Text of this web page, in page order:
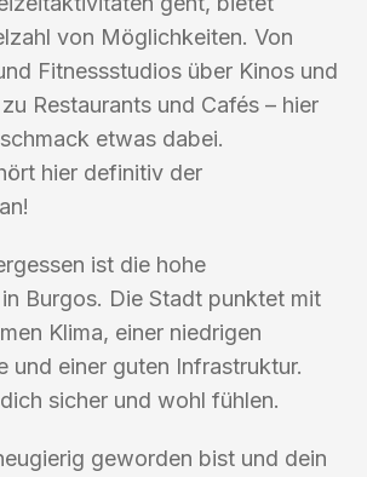
von Möglichkeiten. Von
Fitnessstudios über Kinos und
Restaurants und Cafés – hier
etwas dabei.
hier definitiv der
ist die hohe
Burgos. Die Stadt punktet mit
Klima, einer niedrigen
und einer guten Infrastruktur.
sicher und wohl fühlen.
geworden bist und dein